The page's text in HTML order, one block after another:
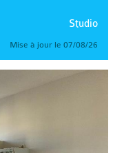
Studio
Mise à jour le 07/08/26